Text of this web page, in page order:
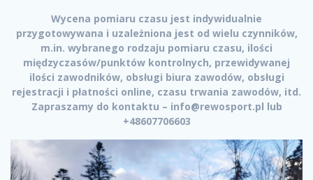
Wycena pomiaru czasu jest indywidualnie
przygotowywana i uzależniona jest od wielu czynników,
m.in. wybranego rodzaju pomiaru czasu, ilości
międzyczasów/punktów kontrolnych, przewidywanej
ilości zawodników, obsługi biura zawodów, obsługi
rejestracji i płatności online, czasu trwania zawodów, itd.
Zapraszamy do kontaktu – info@rewosport.pl lub
+48607706603